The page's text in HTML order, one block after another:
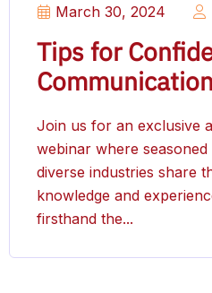
March 30, 2024
Tips for
Communication
Join us for an exclusive
webinar where
diverse industries share
knowledge and
firsthand the...